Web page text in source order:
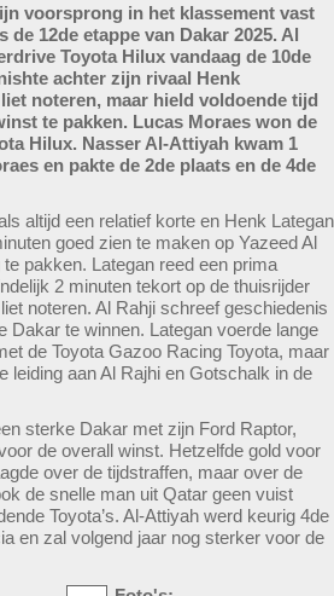
voorsprong in het klassement vast
12de etappe van Dakar 2025. Al
Toyota Hilux vandaag de 10de
achter zijn rivaal Henk
noteren, maar hield voldoende tijd
te pakken. Lucas Moraes won de
Hilux. Nasser Al-Attiyah kwam 1
en pakte de 2de plaats en de 4de
altijd een relatief korte en Henk Lategan
goed zien te maken op Yazeed Al
pakken. Lategan reed een prima
2 minuten tekort op de thuisrijder
noteren. Al Rahji schreef geschiedenis
Dakar te winnen. Lategan voerde lange
de Toyota Gazoo Racing Toyota, maar
leiding aan Al Rajhi en Gotschalk in de
sterke Dakar met zijn Ford Raptor,
de overall winst. Hetzelfde gold voor
over de tijdstraffen, maar over de
de snelle man uit Qatar geen vuist
Toyota’s. Al-Attiyah werd keurig 4de
en zal volgend jaar nog sterker voor de